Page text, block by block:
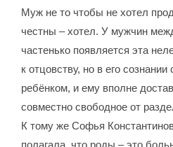
Муж не то чтобы не хотел
честны – хотел. У мужчин
частенько появляется эта
к отцовству, но в его
ребёнком, и ему вполне
совместно свободное от
К тому же Софья
полагала, что роды – это